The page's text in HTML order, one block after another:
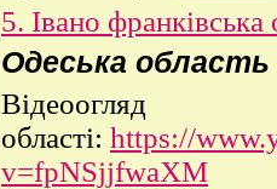
5. Івано
Одеська область
Відеоогляд
області: https://
v=fpNSjjfwaXM